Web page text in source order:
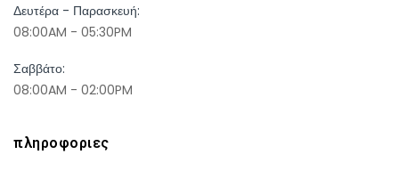
Δευτέρα - Παρασκευή:
08:00AM - 05:30PM
Σαββάτο:
08:00AM - 02:00PM
πληροφοριες